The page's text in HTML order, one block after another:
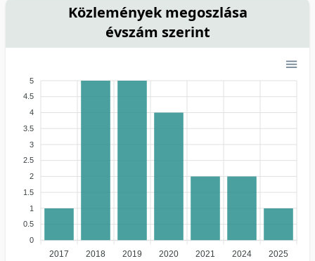
Közlemények megoszlása
évszám szerint
5
4.5
4
3.5
3
2.5
2
1.5
1
0.5
0
2017 2018 2019 2020 2021 2024 2025